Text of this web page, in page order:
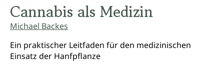
Cannabis als Medizin
Michael Backes
Ein praktischer Leitfaden für den medizinischen
Einsatz der Hanfpflanze